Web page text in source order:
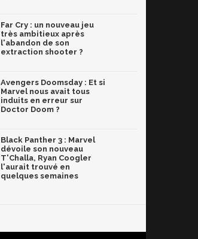
Far Cry : un nouveau jeu
très ambitieux après
l'abandon de son
extraction shooter ?
Avengers Doomsday : Et si
Marvel nous avait tous
induits en erreur sur
Doctor Doom ?
Black Panther 3 : Marvel
dévoile son nouveau
T'Challa, Ryan Coogler
l'aurait trouvé en
quelques semaines